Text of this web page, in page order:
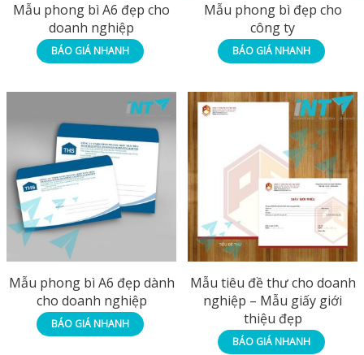
Mẫu phong bì A6 đẹp cho
doanh nghiệp
BÁO GIÁ NHANH
Mẫu phong bì đẹp cho
công ty
BÁO GIÁ NHANH
Mẫu phong bì A6 đẹp dành
cho doanh nghiệp
BÁO GIÁ NHANH
Mẫu tiêu đề thư cho doanh
nghiệp – Mẫu giấy giới
thiệu đẹp
BÁO GIÁ NHANH